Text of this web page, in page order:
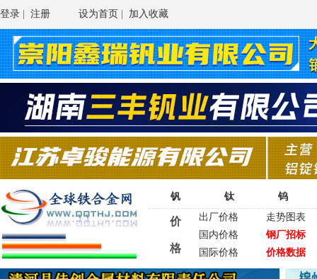
登录 注册 设为首页 加入收藏
钒 钛 钨
价
格
出厂价格
走势图表
国内价格
钢厂招标
国际价格
价格数据